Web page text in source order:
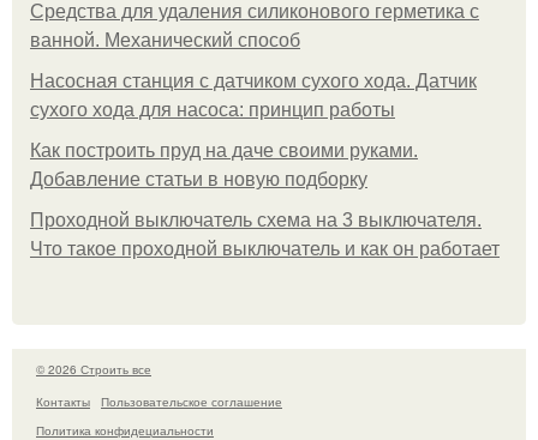
Средства для удаления силиконового герметика с
ванной. Механический способ
Насосная станция с датчиком сухого хода. Датчик
сухого хода для насоса: принцип работы
Как построить пруд на даче своими руками.
Добавление статьи в новую подборку
Проходной выключатель схема на 3 выключателя.
Что такое проходной выключатель и как он работает
© 2026 Строить все
Контакты
Пользовательское соглашение
Политика конфидециальности